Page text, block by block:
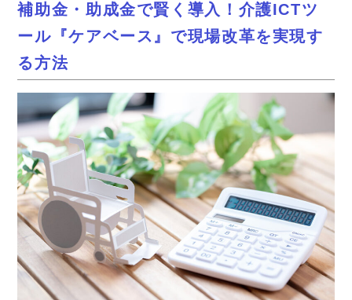
補助金・助成金で賢く導入！介護ICTツ
ール『ケアベース』で現場改革を実現す
る方法